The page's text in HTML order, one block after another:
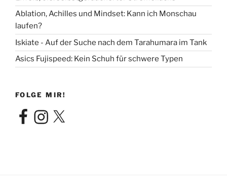
Ablation, Achilles und Mindset: Kann ich Monschau
laufen?
Iskiate - Auf der Suche nach dem Tarahumara im Tank
Asics Fujispeed: Kein Schuh für schwere Typen
FOLGE MIR!
FacebookInstagram
X